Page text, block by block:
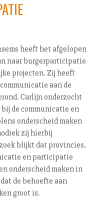
heeft het afgelopen
naar bur­ger­par­ti­ci­pa­tie
projecten. Zij heeft
aan de
Carlijn onderzocht
de com­mu­ni­ca­tie en
onderscheid maken
zij hierbij
blijkt dat provincies,
en par­ti­ci­pa­tie
onderscheid maken in
de behoefte aan
groot is.